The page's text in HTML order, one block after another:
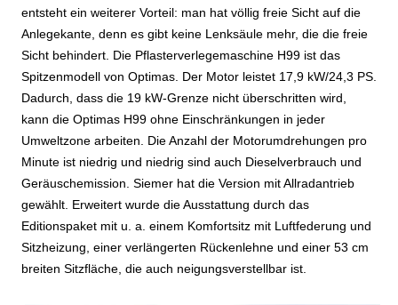
entsteht ein weiterer Vorteil: man hat völlig freie Sicht auf die
Anlegekante, denn es gibt keine Lenksäule mehr, die die freie
Sicht behindert. Die Pflasterverlegemaschine H99 ist das
Spitzenmodell von Optimas. Der Motor leistet 17,9 kW/24,3 PS.
Dadurch, dass die 19 kW-Grenze nicht überschritten wird,
kann die Optimas H99 ohne Einschränkungen in jeder
Umweltzone arbeiten. Die Anzahl der Motorumdrehungen pro
Minute ist niedrig und niedrig sind auch Dieselverbrauch und
Geräuschemission. Siemer hat die Version mit Allradantrieb
gewählt. Erweitert wurde die Ausstattung durch das
Editionspaket mit u. a. einem Komfortsitz mit Luftfederung und
Sitzheizung, einer verlängerten Rückenlehne und einer 53 cm
breiten Sitzfläche, die auch neigungsverstellbar ist.